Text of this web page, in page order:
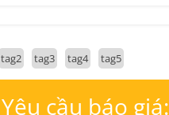
tag2 tag3 tag4 tag5
Yêu cầu báo giá: